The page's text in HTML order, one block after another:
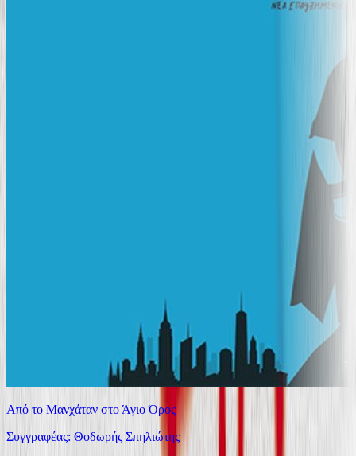
Από το Μανχάταν στο Άγιο Όρος
Συγγραφέας: Θοδωρής Σπηλιώτης